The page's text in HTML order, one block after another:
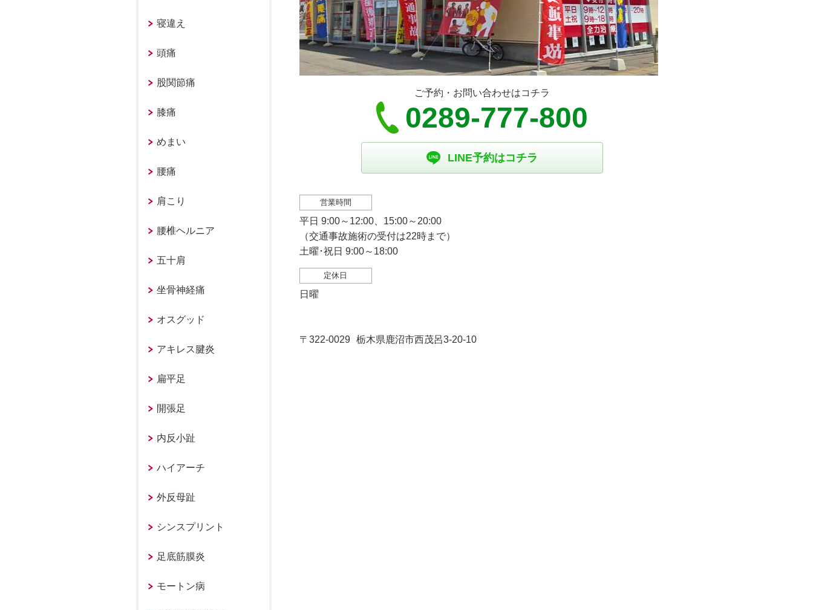
ご予約・お問い合わせはコチラ
0289-777-800
LINE予約はコチラ
営業時間
平日 9:00～12:00、15:00～20:00
（交通事故施術の受付は22時まで）
土曜･祝日 9:00～18:00
定休日
日曜
〒322-0029 栃木県鹿沼市西茂呂3-20-10
寝違え
頭痛
股関節痛
膝痛
めまい
腰痛
肩こり
腰椎ヘルニア
五十肩
坐骨神経痛
オスグッド
アキレス腱炎
扁平足
開張足
内反小趾
ハイアーチ
外反母趾
シンスプリント
足底筋膜炎
モートン病